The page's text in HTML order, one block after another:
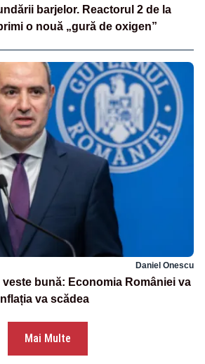
barjelor. Reactorul 2 de la
o nouă „gură de oxigen”
Daniel Onescu
bună: Economia României va
va scădea
Mai Multe